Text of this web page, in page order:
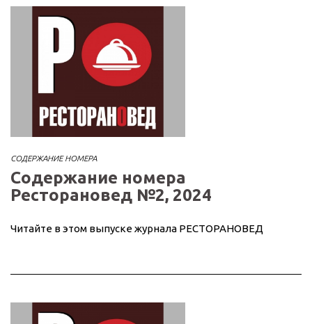
СОДЕРЖАНИЕ НОМЕРА
Содержание номера
Ресторановед №2, 2024
Читайте в этом выпуске журнала РЕСТОРАНОВЕД